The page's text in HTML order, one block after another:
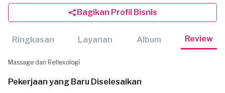
Bagikan Profil Bisnis
Ringkasan Layanan Album Review
Massage dan Reflexologi
Pekerjaan yang Baru Diselesaikan